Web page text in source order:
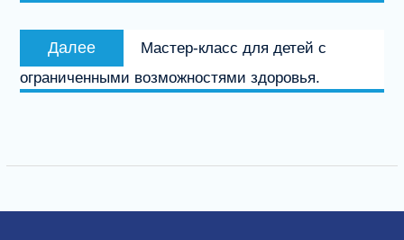
Далее
запись:
Мастер-класс для детей с
ограниченными возможностями здоровья.